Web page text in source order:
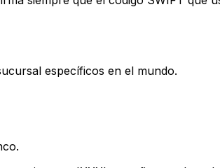
específicos en el mundo.